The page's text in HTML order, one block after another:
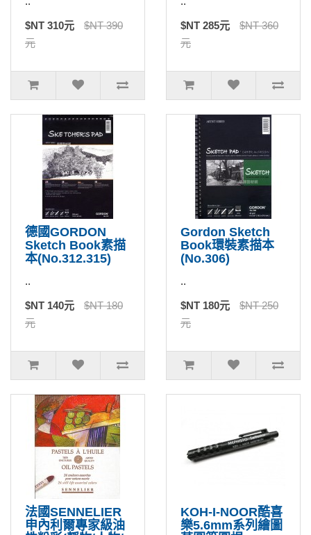
$NT 310元
$NT 390
元
$NT 285元
$NT 360
元
德國GORDON
Sketch Book素描
本(No.312.315)
..
$NT 140元
$NT 180
元
Gordon Sketch
Book環裝素描本
(No.306)
..
$NT 180元
$NT 250
元
法國SENNELIER
申內利爾專家級油
KOH-I-NOOR酷喜
樂5.6mm系列繪圖